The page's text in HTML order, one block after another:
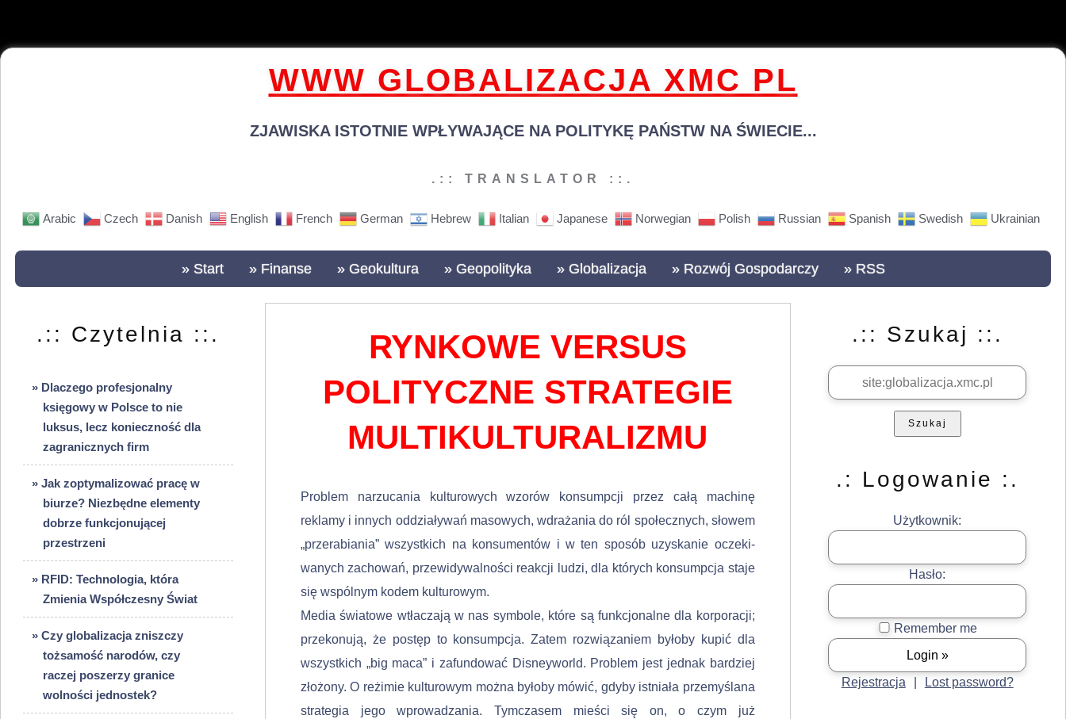
WWW GLOBALIZACJA XMC PL
ZJAWISKA ISTOTNIE WPŁYWAJĄCE NA POLITYKĘ PAŃSTW NA ŚWIECIE...
.:: TRANSLATOR ::.
Arabic Czech Danish English French German Hebrew Italian Japanese Norwegian Polish Russian Spanish Swedish Ukrainian
» Start » Finanse » Geokultura » Geopolityka » Globalizacja » Rozwój Gospodarczy » RSS
.:: Czytelnia ::.
» Dlaczego profesjonalny
księgowy w Polsce to nie
luksus, lecz konieczność dla
zagranicznych firm
» Jak zoptymalizować pracę w
biurze? Niezbędne elementy
dobrze funkcjonującej
przestrzeni
» RFID: Technologia, która
Zmienia Współczesny Świat
» Czy globalizacja zniszczy
tożsamość narodów, czy
raczej poszerzy granice
wolności jednostek?
RYNKOWE VERSUS
POLITYCZNE STRATEGIE
MULTIKULTURALIZMU
Problem narzucania kulturowych wzorów konsumpcji przez całą machinę
reklamy i innych oddziaływań masowych, wdrażania do ról społecznych, słowem
„przerabiania” wszystkich na konsumentów i w ten sposób uzyskanie oczeki­
wanych zachowań, przewidywalności reakcji ludzi, dla których konsumpcja staje
się wspólnym kodem kulturowym.
Media światowe wtłaczają w nas symbole, które są funkcjonalne dla korpo­racji;
przekonują, że postęp to konsumpcja. Zatem rozwiązaniem byłoby kupić dla
wszystkich „big ma­ca” i zafundować Disneyworld. Problem jest jednak bardziej
złożony. O reżimie kulturowym można byłoby mówić, gdyby istniała przemyślana
strategia jego wprowadzania. Tymczasem mieści się on, o czym już
.:: Szukaj ::.
Szukaj
.: Logowanie :.
Użytkownik:
Hasło:
Remember me
Rejestracja Lost password?